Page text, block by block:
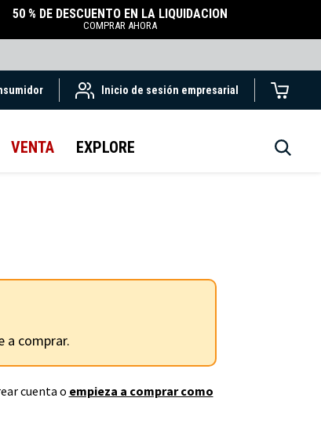
50 % DE DESCUENTO EN LA LIQUIDACIÓN
COMPRAR AHORA
Inicio de sesión empresarial
VENTA EXPLORE
a comprar.
cuenta o empieza a comprar como